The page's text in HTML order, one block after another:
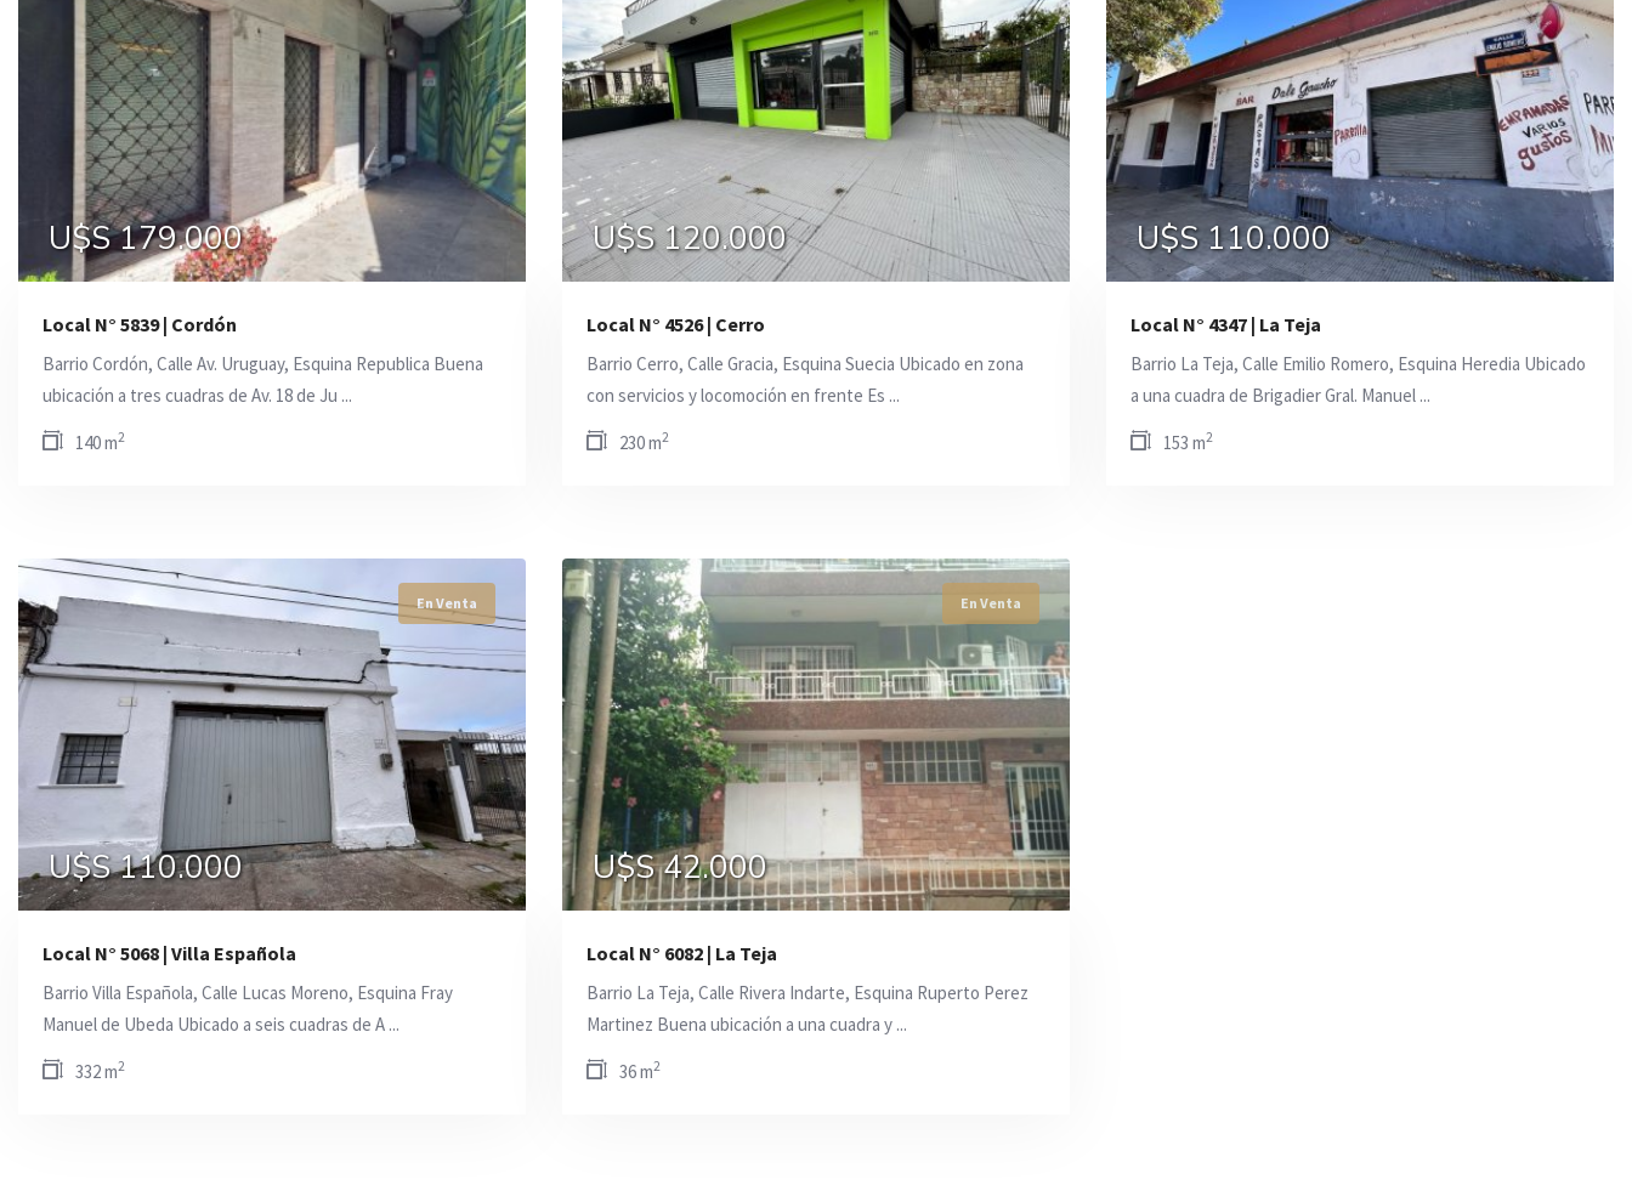
U$S 179.000 U$S 179.000 U$S 179.000
Local N° 5839 | Cordón
Barrio Cordón, Calle Av. Uruguay, Esquina Republica Buena
ubicación a tres cuadras de Av. 18 de Ju ...
140 m2
U$S 120.000 U$S 120.000 U$S 120.000
Local N° 4526 | Cerro
Barrio Cerro, Calle Gracia, Esquina Suecia Ubicado en zona
con servicios y locomoción en frente Es ...
230 m2
U$S 110.000 U$S 110.000 U$S 110.000
Local N° 4347 | La Teja
Barrio La Teja, Calle Emilio Romero, Esquina Heredia Ubicado
a una cuadra de Brigadier Gral. Manuel ...
153 m2
En Venta
U$S 110.000
En Venta
U$S 110.000
Local N° 5068 | Villa Española
Barrio Villa Española, Calle Lucas Moreno, Esquina Fray
Manuel de Ubeda Ubicado a seis cuadras de A ...
332 m2
En Venta
U$S 42.000
En Venta
U$S 42.000
Local N° 6082 | La Teja
Barrio La Teja, Calle Rivera Indarte, Esquina Ruperto Perez
Martinez Buena ubicación a una cuadra y ...
36 m2